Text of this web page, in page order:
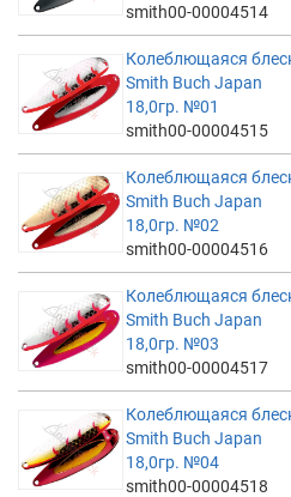
smith00-00004514
Колеблющаяся
Smith Buch Japan
18,0гр. №01
smith00-00004515
Колеблющаяся
Smith Buch Japan
18,0гр. №02
smith00-00004516
Колеблющаяся
Smith Buch Japan
18,0гр. №03
smith00-00004517
Колеблющаяся
Smith Buch Japan
18,0гр. №04
smith00-00004518